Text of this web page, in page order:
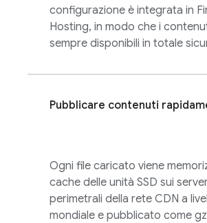
configurazione è integrata in
Hosting, in modo che i
sempre disponibili in totale
Pubblicare contenuti
Ogni file caricato viene
cache delle unità SSD sui
perimetrali della rete CDN a
mondiale e pubblicato come